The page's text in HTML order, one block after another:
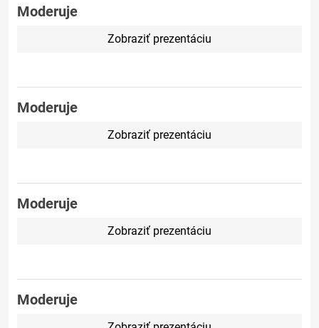
Moderuje
Zobraziť prezentáciu
Moderuje
Zobraziť prezentáciu
Moderuje
Zobraziť prezentáciu
Moderuje